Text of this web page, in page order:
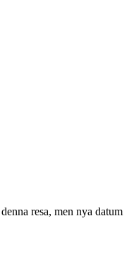
resa, men nya datum